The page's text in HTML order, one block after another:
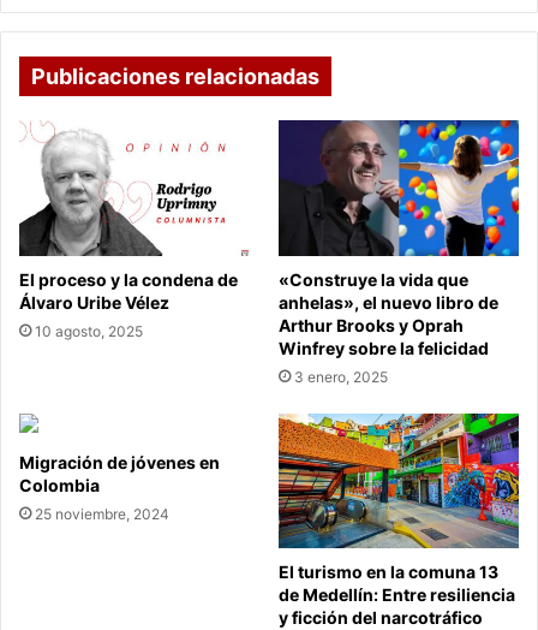
Publicaciones relacionadas
El proceso y la condena de
Álvaro Uribe Vélez
10 agosto, 2025
«Construye la vida que
anhelas», el nuevo libro de
Arthur Brooks y Oprah
Winfrey sobre la felicidad
3 enero, 2025
Migración de jóvenes en
Colombia
25 noviembre, 2024
El turismo en la comuna 13
de Medellín: Entre resiliencia
y ficción del narcotráfico